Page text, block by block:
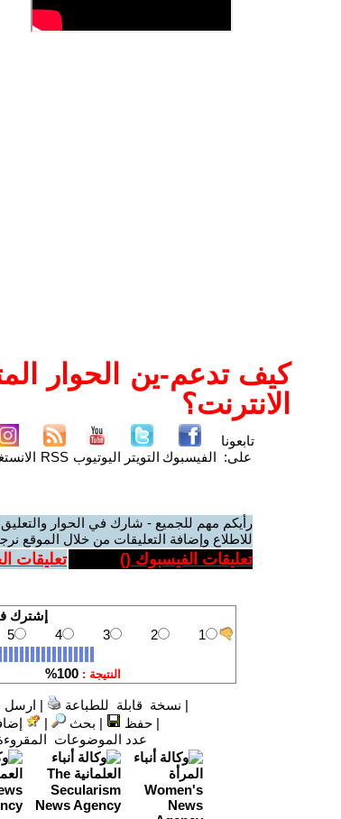
كيف تدعم-ين الحوار
الانترنت؟
تابعونا
على: الفيسبوك التويتر اليوتيوب RSS
رأيكم مهم للجميع - شارك في الحوار
للاطلاع وإضافة التعليقات من خلال الموقع
تعليقات الفيسبوك () تعليقات
| نسخة قابلة للطباعة | ارسل
|حفظ | بحث |
عدد الموضوعات